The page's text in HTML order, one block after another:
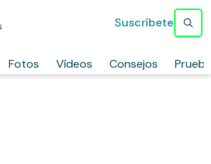
Fotos Vídeos Consejos
Suscríbete